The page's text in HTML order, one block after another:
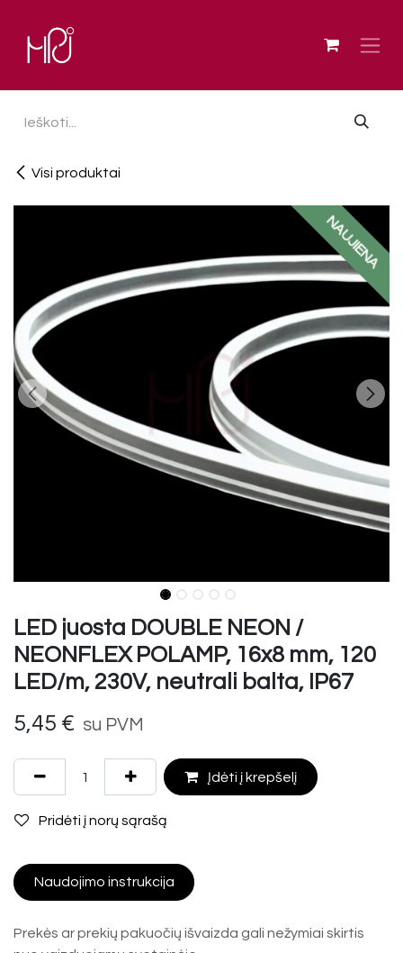
Visi produktai
NAUJIENA
LED juosta DOUBLE NEON /
NEONFLEX POLAMP, 16x8 mm, 120
LED/m, 230V, neutrali balta, IP67
5,45 € su PVM
Įdėti į krepšelį
Pridėti į norų sąrašą
Naudojimo instrukcija
Prekės ar prekių pakuočių išvaizda gali nežymiai skirtis